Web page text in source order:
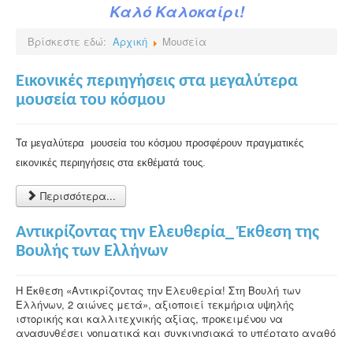
Καλό Καλοκαίρι!
Βρίσκεστε εδώ: Αρχική Μουσεία
Εικονικές περιηγήσεις στα μεγαλύτερα
μουσεία του κόσμου
Τα μεγαλύτερα μουσεία του κόσμου προσφέρουν πραγματικές
εικονικές περιηγήσεις στα εκθέματά τους.
Περισσότερα...
Αντικρίζοντας την Ελευθερία_ Έκθεση της
Βουλής των Ελλήνων
Η Έκθεση «Αντικρίζοντας την Ελευθερία! Στη Βουλή των
Ελλήνων, 2 αιώνες μετά», αξιοποιεί τεκμήρια υψηλής
ιστορικής και καλλιτεχνικής αξίας, προκειμένου να
ανασυνθέσει νοηματικά και συγκινησιακά το υπέρτατο αγαθό